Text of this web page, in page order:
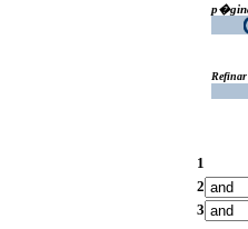
1
2
3